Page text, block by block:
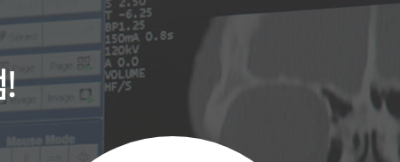
!